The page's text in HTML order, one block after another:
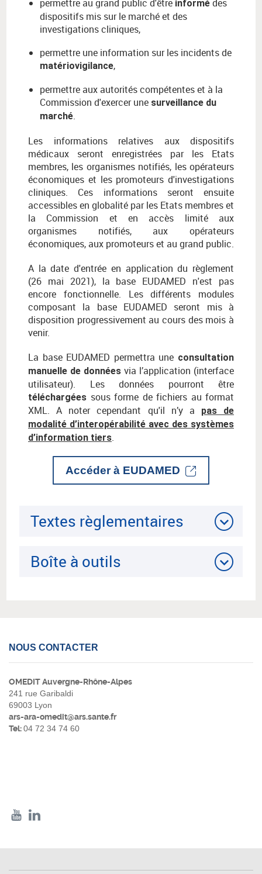
permettre au grand public d'être informé des
dispositifs mis sur le marché et des
investigations cliniques,
permettre une information sur les incidents de
matériovigilance,
permettre aux autorités compétentes et à la
Commission d'exercer une surveillance du
marché.
Les informations relatives aux dispositifs
médicaux seront enregistrées par les Etats
membres, les organismes notifiés, les opérateurs
économiques et les promoteurs d'investigations
cliniques. Ces informations seront ensuite
accessibles en globalité par les Etats membres et
la Commission et en accès limité aux
organismes notifiés, aux opérateurs
économiques, aux promoteurs et au grand public.
A la date d'entrée en application du règlement
(26 mai 2021), la base EUDAMED n'est pas
encore fonctionnelle. Les différents modules
composant la base EUDAMED seront mis à
disposition progressivement au cours des mois à
venir.
La base EUDAMED permettra une consultation
manuelle de données via l’application (interface
utilisateur). Les données pourront être
téléchargées sous forme de fichiers au format
XML. A noter cependant qu'il n’y a
pas de
modalité d’interopérabilité avec des systèmes
d’information tiers.
Accéder à EUDAMED
Textes règlementaires
Boîte à outils
NOUS CONTACTER
OMEDIT Auvergne-Rhône-Alpes
241 rue Garibaldi
69003 Lyon
ars-ara-omedit@ars.sante.fr
Tel:04 72 34 74 60